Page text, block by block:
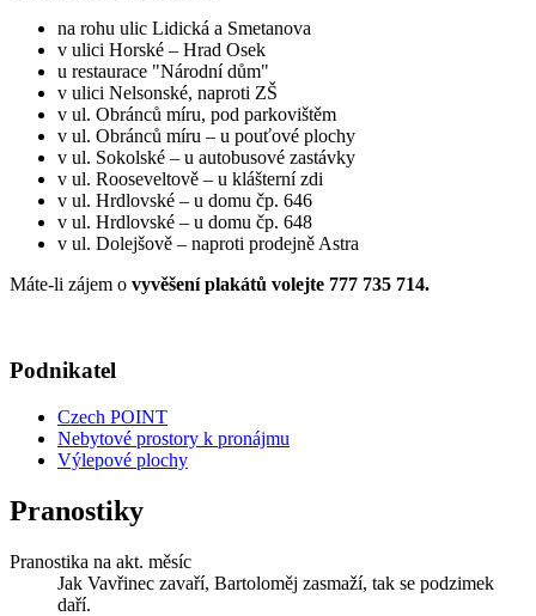
na rohu ulic Lidická a Smetanova
v ulici Horské – Hrad Osek
u restaurace "Národní dům"
v ulici Nelsonské, naproti ZŠ
v ul. Obránců míru, pod parkovištěm
v ul. Obránců míru – u pouťové plochy
v ul. Sokolské – u autobusové zastávky
v ul. Rooseveltově – u klášterní zdi
v ul. Hrdlovské – u domu čp. 646
v ul. Hrdlovské – u domu čp. 648
v ul. Dolejšově – naproti prodejně Astra
Máte-li zájem o vyvěšení plakátů volejte 777 735 714.
Podnikatel
Czech POINT
Nebytové prostory k pronájmu
Výlepové plochy
Pranostiky
Pranostika na akt. měsíc
Jak Vavřinec zavaří, Bartoloměj zasmaží, tak se podzimek
daří.